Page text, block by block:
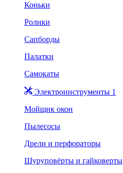
Коньки
Ролики
Сапборды
Палатки
Самокаты
Электроинструменты 1
Мойщик окон
Пылесосы
Дрели и перфораторы
Шуруповёрты и гайковерты